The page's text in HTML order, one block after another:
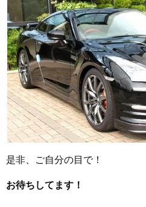
是非、ご自分の目で！
お待ちしてます！